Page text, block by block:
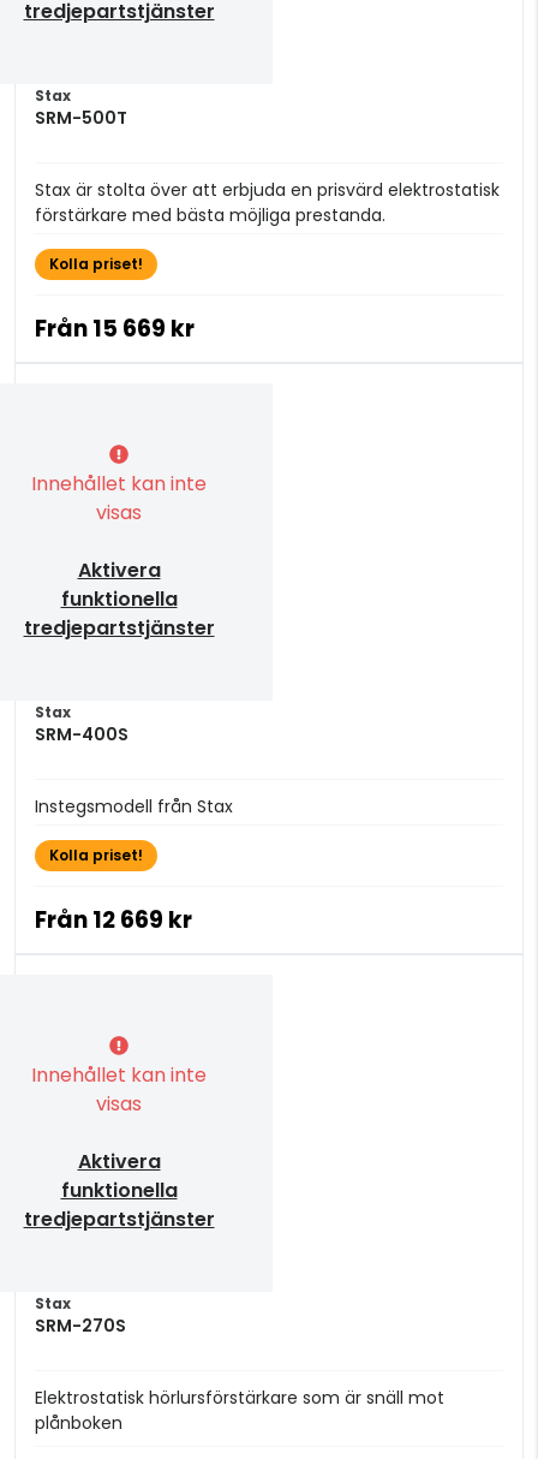
tredjepartstjänster
Stax
SRM-500T
Stax är stolta över att erbjuda en prisvärd elektrostatisk
förstärkare med bästa möjliga prestanda.
Kolla priset!
Från15 669 kr
Innehållet kan inte
visas
Aktivera
funktionella
tredjepartstjänster
Stax
SRM-400S
Instegsmodell från Stax
Kolla priset!
Från12 669 kr
Innehållet kan inte
visas
Aktivera
funktionella
tredjepartstjänster
Stax
SRM-270S
Elektrostatisk hörlursförstärkare som är snäll mot
plånboken